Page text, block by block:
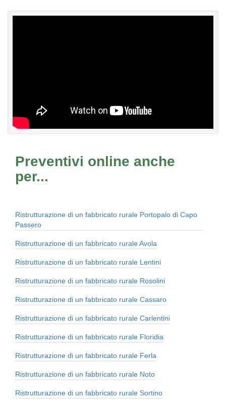
Preventivi online anche
per...
Ristrutturazione di un fabbricato rurale Portopalo di Capo
Passero
Ristrutturazione di un fabbricato rurale Avola
Ristrutturazione di un fabbricato rurale Lentini
Ristrutturazione di un fabbricato rurale Rosolini
Ristrutturazione di un fabbricato rurale Cassaro
Ristrutturazione di un fabbricato rurale Carlentini
Ristrutturazione di un fabbricato rurale Floridia
Ristrutturazione di un fabbricato rurale Ferla
Ristrutturazione di un fabbricato rurale Noto
Ristrutturazione di un fabbricato rurale Sortino